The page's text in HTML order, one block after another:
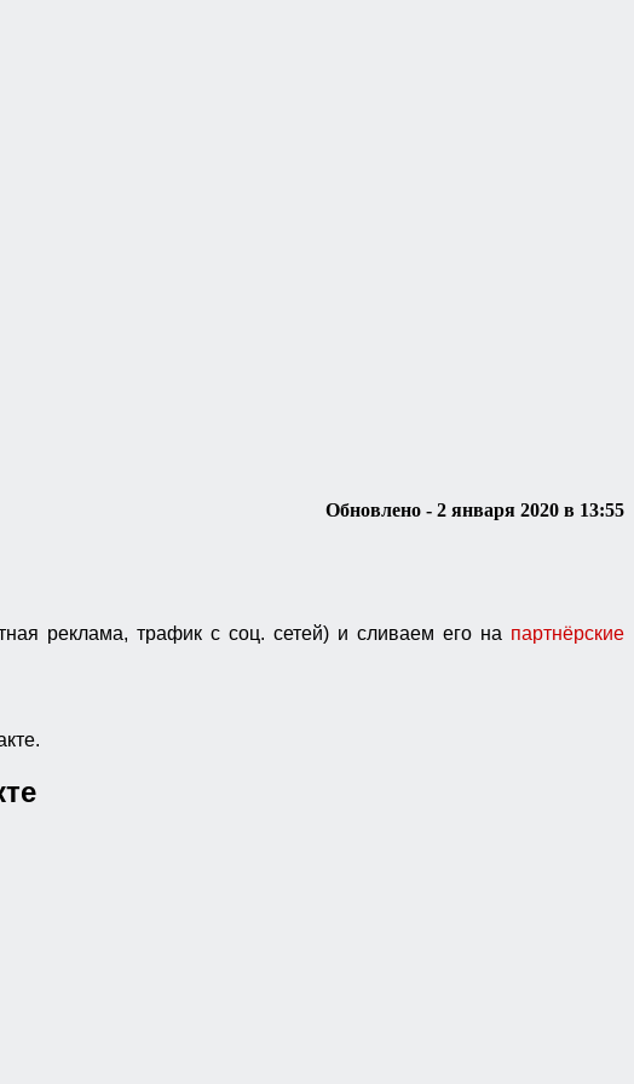
Обновлено - 2 января 2020 в 13:55
реклама, трафик с соц. сетей) и сливаем его на партнёрские